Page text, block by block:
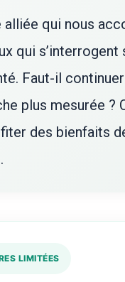
qui nous
qui s’interrogent
Faut-il
plus mesurée
des bienfaits
LIMITÉES